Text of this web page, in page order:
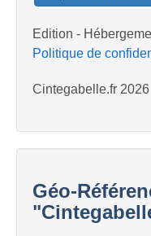
Edition -
Politique de
Cintegabelle.fr 2026
Géo-